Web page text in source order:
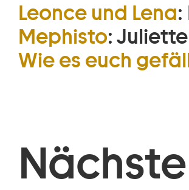
Leonce und Lena:
Mephisto:
Wie es euch